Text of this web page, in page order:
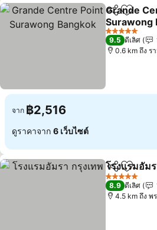
แชร์ เพิ่มใน
Grande
Surawong
5 ดาว
9.5 ดีเลิศ
0.6 km ถึง ร
จาก ฿2,516
ดูราคาจาก 6 เว็บไซต์
แชร์ เพิ่มใน
โรงแรมอัม
5 ดาว
8.9 ดีเลิศ
4.5 km ถึง พ